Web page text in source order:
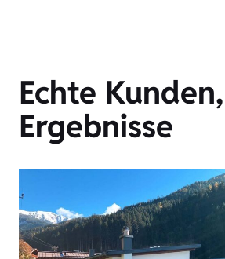
Echte
Ergebnisse